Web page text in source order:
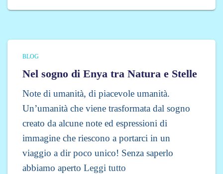
BLOG
Nel sogno di Enya tra Natura e Stelle
Note di umanità, di piacevole umanità.
Un’umanità che viene trasformata dal sogno
creato da alcune note ed espressioni di
immagine che riescono a portarci in un
viaggio a dir poco unico! Senza saperlo
abbiamo aperto Leggi tutto